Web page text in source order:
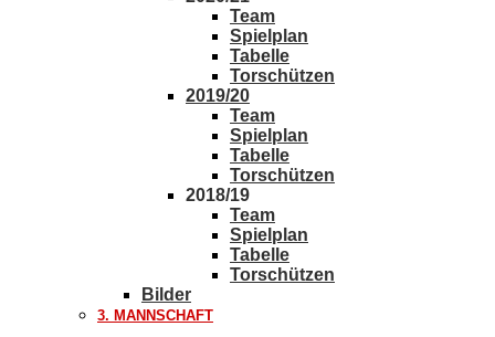
Team
Spielplan
Tabelle
Torschützen
2019/20
Team
Spielplan
Tabelle
Torschützen
2018/19
Team
Spielplan
Tabelle
Torschützen
Bilder
3. MANNSCHAFT